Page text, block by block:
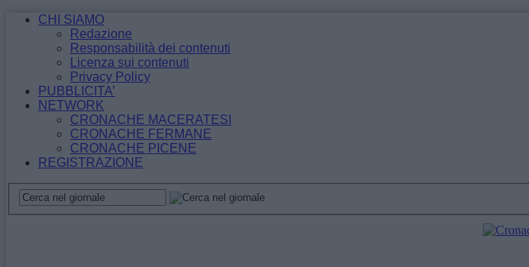
CHI SIAMO
Redazione
Responsabilità dei contenuti
Licenza sui contenuti
Privacy Policy
PUBBLICITA’
NETWORK
CRONACHE MACERATESI
CRONACHE FERMANE
CRONACHE PICENE
REGISTRAZIONE